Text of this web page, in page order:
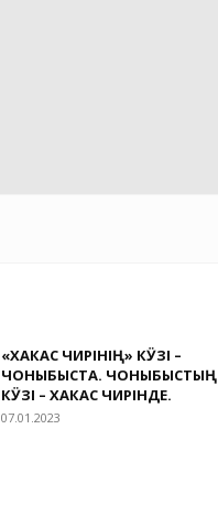
«ХАКАС ЧИРІНІҢ» КӰЗІ –
ЧОНЫБЫСТА. ЧОНЫБЫСТЫҢ
КӰЗІ – ХАКАС ЧИРІНДЕ.
07.01.2023